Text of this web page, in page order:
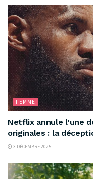
FEMME
Netflix annule l’une
originales : la
3 DÉCEMBRE 2025